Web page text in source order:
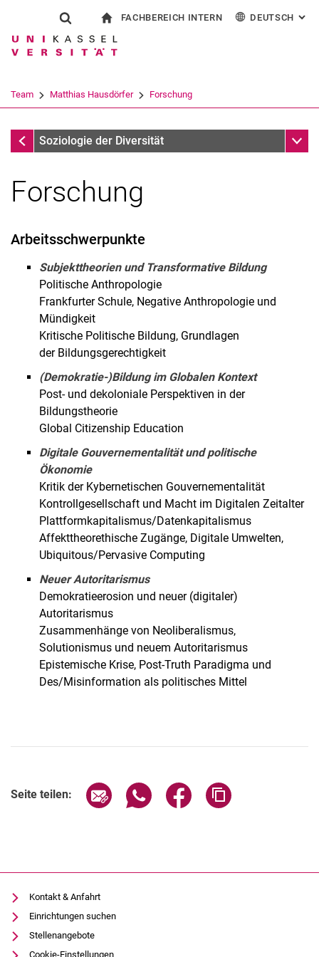
Springe direkt zu: Inhalt
Springe direkt zu: Suche
Springe direkt zu:
Suchformular
Suchbegriff
Suchen (öffnet externen Link in einem
FACHBEREICH INTERN DEUTSCH :
Team Matthias Hausdörfer Forschung
Matthias Hausdörfer
Soziologie der Diversität
Prof. Dr. Elisabeth Tuider
Tom Fixemer, M.A.
Matthias Hausdörfer
Zur Person
Forschung
Lehre
Dr. Maria Fernanda Córdova Suxo
Dr. Barbare Janelidze
Studentische Mitarbeitende
Ehemalige Mitarbeitende
Abgeschlossene Promotionen
Laufende Promotionen
Forschung
Arbeitsschwerpunkte
Subjekttheorien und Transformative Bildung
Politische Anthropologie
Frankfurter Schule, Negative Anthropologie und
Mündigkeit
Kritische Politische Bildung, Grundlagen
der Bildungsgerechtigkeit
(Demokratie-)Bildung im Globalen Kontext
Post- und dekoloniale Perspektiven in der
Bildungstheorie
Global Citizenship Education
Digitale Gouvernementalität und politische
Ökonomie
Kritik der Kybernetischen Gouvernementalität
Kontrollgesellschaft und Macht im Digitalen Zeitalter
Plattformkapitalismus/Datenkapitalismus
Affekttheorethische Zugänge, Digitale Umwelten,
Ubiquitous/Pervasive Computing
Neuer Autoritarismus
Demokratieerosion und neuer (digitaler)
Autoritarismus
Zusammenhänge von Neoliberalismus,
Solutionismus und neuem Autoritarismus
Epistemische Krise, Post-Truth Paradigma und
Des/Misinformation als politisches Mittel
Seite teilen: Seite über E-Mail teilen
Seite über WhatsApp teilen
Seite über Facebook
Kontakt & Anfahrt
Einrichtungen suchen
Stellenangebote
Cookie-Einstellungen